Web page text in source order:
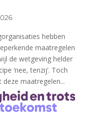
hebben
maatregelen
de wetgeving helder
‘nee, tenzij’. Toch
maatregelen...